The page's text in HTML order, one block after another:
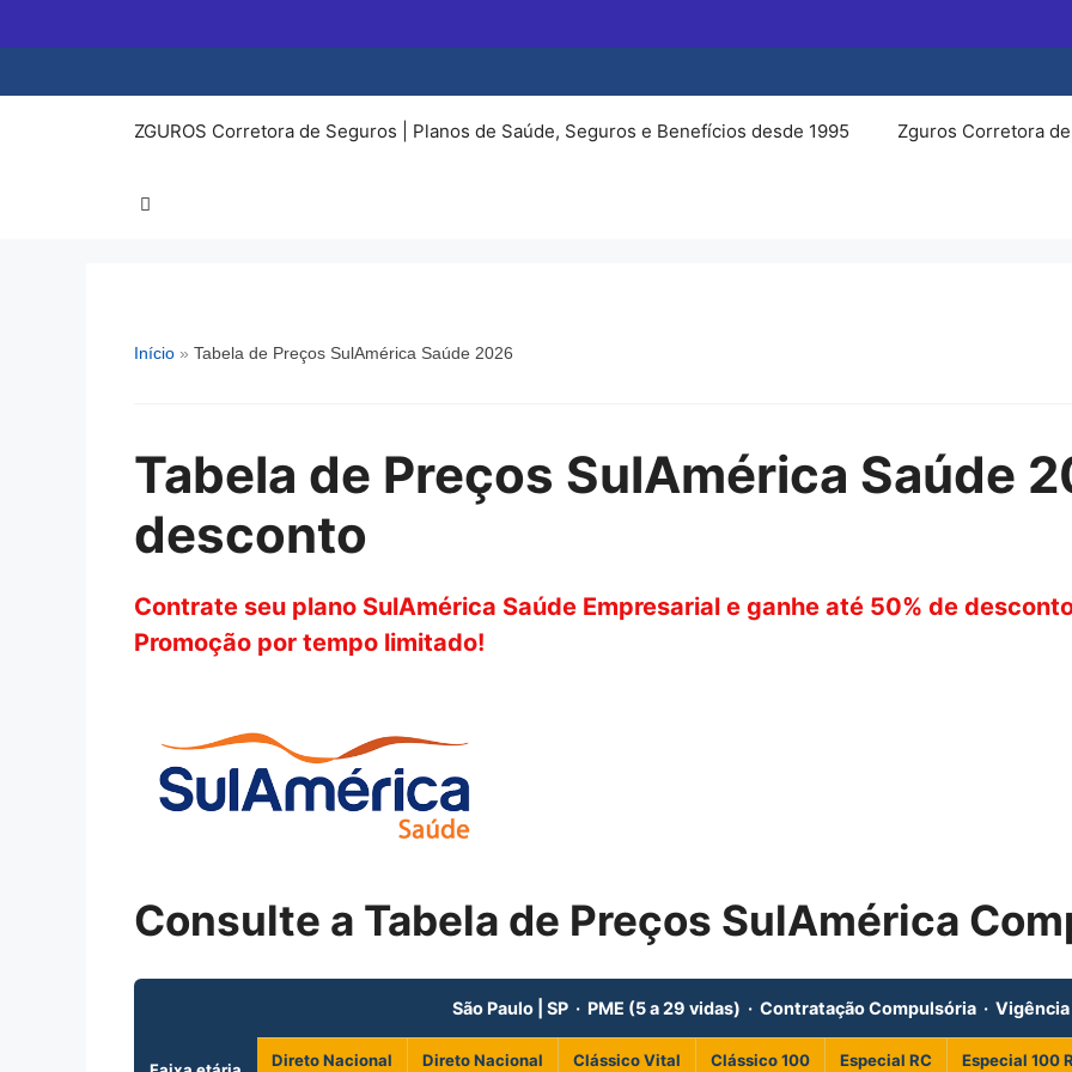
para
conteúdo
ZGUROS Corretora de Seguros | Planos de Saúde, Seguros e Benefícios desde 1995 Zguros Corretora
Início » Tabela de Preços SulAmérica Saúde 2026
Tabela de Preços SulAmérica Saúde
desconto
Contrate seu plano SulAmérica Saúde Empresarial e ganhe até 50% de
Promoção por tempo limitado!
Consulte a Tabela de Preços SulAmérica
São Paulo | SP · PME (5 a 29 vidas) · Contratação Compulsória ·
Direto Nacional
Direto Nacional
Clássico Vital
Clássico 100
Especial RC
Especial 100